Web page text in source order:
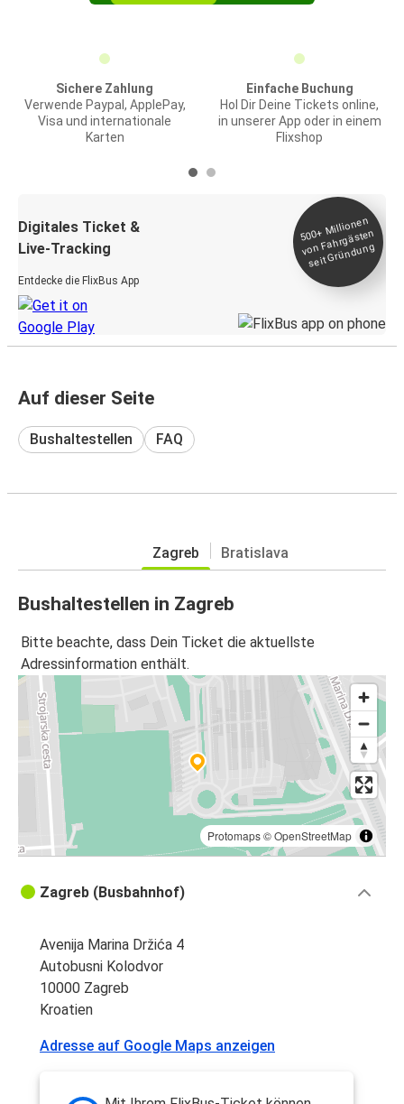
Sichere Zahlung
Verwende Paypal, ApplePay,
Visa und internationale
Karten
Einfache Buchung
Hol Dir Deine Tickets online,
in unserer App oder in einem
Flixshop
Digitales Ticket &
Live-Tracking
Entdecke die FlixBus App
500+
Millionen
von Fahrgästen
seit
Gründung
Auf dieser Seite
Bushaltestellen FAQ
Zagreb Bratislava
Bushaltestellen in Zagreb
Bitte beachte, dass Dein Ticket die aktuellste
Adressinformation enthält.
Protomaps©OpenStreetMap
Zagreb (Busbahnhof)
Avenija Marina Držića 4
Autobusni Kolodvor
10000 Zagreb
Kroatien
Adresse auf Google Maps anzeigen